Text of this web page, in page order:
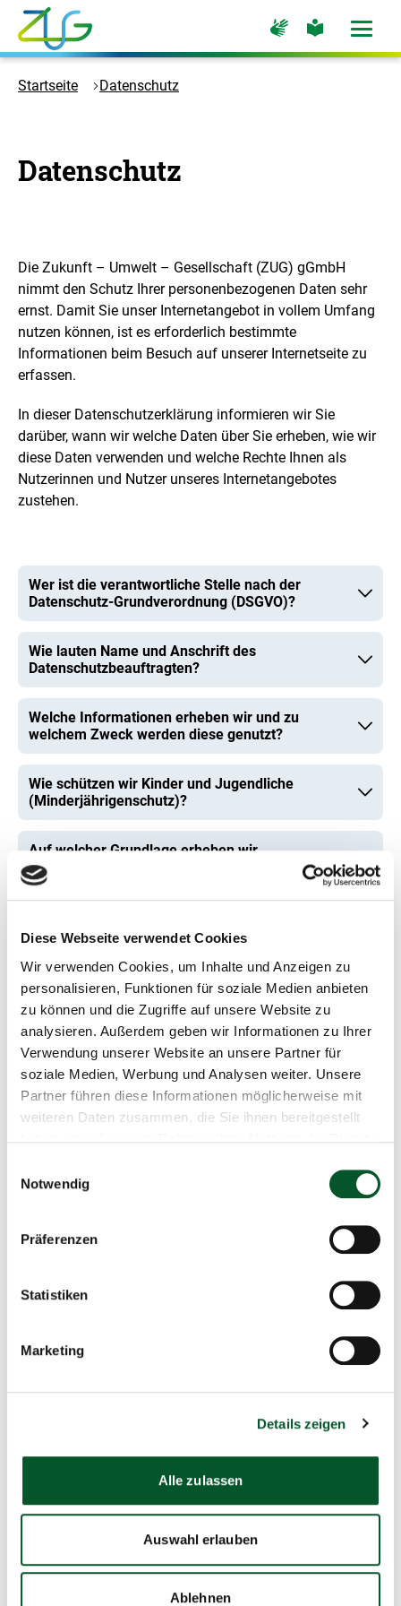
Diese Webseite verwendet Cookies
Wir verwenden Cookies, um Inhalte und Anzeigen zu
personalisieren, Funktionen für soziale Medien anbieten
zu können und die Zugriffe auf unsere Website zu
analysieren. Außerdem geben wir Informationen zu Ihrer
Verwendung unserer Website an unsere Partner für
soziale Medien, Werbung und Analysen weiter. Unsere
Partner führen diese Informationen möglicherweise mit
weiteren Daten zusammen, die Sie ihnen bereitgestellt
Notwendig
Präferenzen
Statistiken
Marketing
Details zeigen
Alle zulassen
Auswahl erlauben
Ablehnen
Zum
Hauptinhalt
springen
Logo
Zukunft
Zur
Zur
Seite
Gebärdensprache
Zur
Seite
leichte
Menü
Startseite Datenschutz
Datenschutz
Die Zukunft – Umwelt – Gesellschaft (ZUG) gGmbH
nimmt den Schutz Ihrer personenbezogenen Daten sehr
ernst. Damit Sie unser Internetangebot in vollem Umfang
nutzen können, ist es erforderlich bestimmte
Informationen beim Besuch auf unserer Internetseite zu
erfassen.
In dieser Datenschutzerklärung informieren wir Sie
darüber, wann wir welche Daten über Sie erheben, wie wir
diese Daten verwenden und welche Rechte Ihnen als
Nutzerinnen und Nutzer unseres Internetangebotes
zustehen.
Wer ist die verantwortliche Stelle nach der
Datenschutz-Grundverordnung (DSGVO)?
Wie lauten Name und Anschrift des
Datenschutzbeauftragten?
Welche Informationen erheben wir und zu
welchem Zweck werden diese genutzt?
Wie schützen wir Kinder und Jugendliche
(Minderjährigenschutz)?
Auf welcher Grundlage erheben wir
personenbezogene Daten?
Welche Rechte stehen Ihnen als betroffene
Person zu?
Beschwerderecht bei der Aufsichtsbehörde
Cookie-Erklärung
Impressum
Kontakt
Zukunft – Umwelt – Gesellschaft gGmbH
E-Mail schreiben